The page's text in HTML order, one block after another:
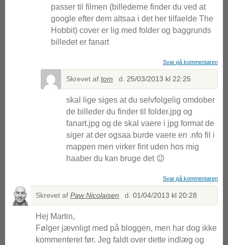
passer til filmen (billederne finder du ved at
google efter dem altsaa i det her tilfaelde The
Hobbit) cover er lig med folder og baggrunds
billedet er fanart
Svar på kommentaren
Skrevet af tom d. 25/03/2013 kl 22:25
skal lige siges at du selvfolgelig omdober
de billeder du finder til folder.jpg og
fanart.jpg og de skal vaere i jpg format de
siger at der ogsaa burde vaere en .nfo fil i
mappen men virker fint uden hos mig
haaber du kan bruge det 😉
Svar på kommentaren
Skrevet af Paw Nicolaisen d. 01/04/2013 kl 20:28
Hej Martin,
Følger jævnligt med på bloggen, men har dog ikke
kommenteret før. Jeg faldt over dette indlæg og